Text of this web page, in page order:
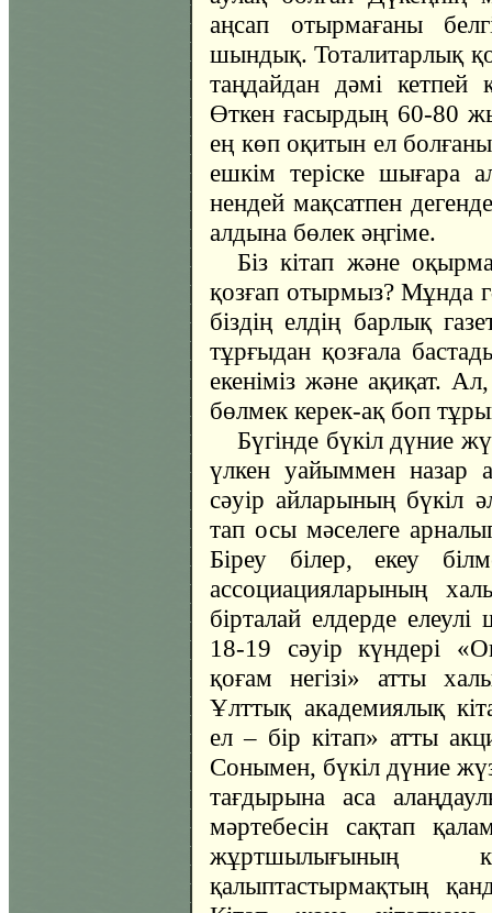
аңсап отырмағаны
шындық. Тоталитарлық
таңдайдан дәмі кетпей
Өткен ғасырдың 60-80
ең көп оқитын ел
ешкім теріске шығара
нендей мақсатпен
алдына бөлек әңгіме.
Біз кітап және
қозғап отырмыз? Мұнда
біздің елдің барлық
тұрғыдан қозғала
екеніміз және ақиқат.
бөлмек керек-ақ боп
Бүгінде бүкіл дүние
үлкен уайыммен назар
сәуір айларының бүкіл
тап осы мәселеге
Біреу білер, екеу
ассоциацияларының
бірталай елдерде
18-19 сәуір күндері
қоғам негізі» атты
Ұлттық академиялық
ел – бір кітап» атты
Сонымен, бүкіл дүние
тағдырына аса
мәртебесін сақтап
жұртшылығының
қалыптастырмақтың